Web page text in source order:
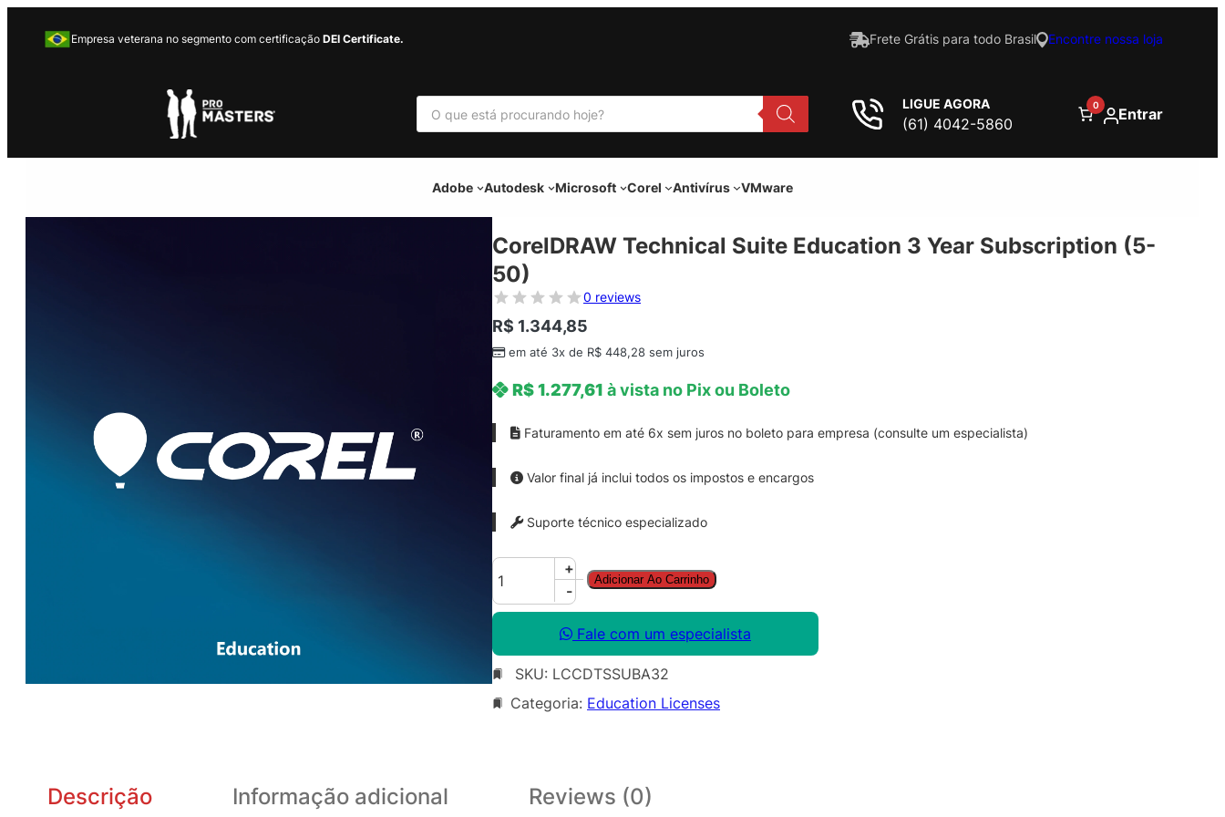
Empresa veterana no segmento com certificação DEI Certificate. Frete Grátis para todo Brasil Encontre nossa loja
P
s
u
r
LIGUE AGORA
(61) 4042-5860
0 Entrar
Adobe Autodesk Microsoft Corel Antivírus VMware
CorelDRAW Technical Suite Education 3 Year Subscription (5-
50)
0 reviews
R$ 1.344,85
em até 3x de R$ 448,28 sem juros
R$1.277,61 à vista no Pix ou Boleto
Faturamento em até 6x sem juros no boleto para empresa (consulte um especialista)
Valor final já inclui todos os impostos e encargos
Suporte técnico especializado
C
r
l
D
R
+
-
Adicionar Ao Carrinho
Fale com um especialista
SKU: LCCDTSSUBA32
Categoria: Education Licenses
Descrição Informação adicional Reviews (0)